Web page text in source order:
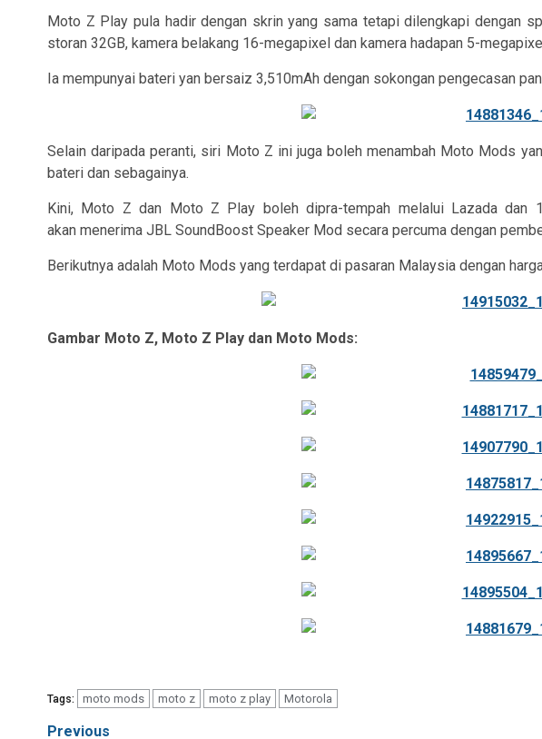
Moto Z Play pula hadir dengan skrin yang sama tetapi dilengkapi dengan
storan 32GB, kamera belakang 16-megapixel dan kamera hadapan 5-
Ia mempunyai bateri yan bersaiz 3,510mAh dengan sokongan pengecasan
Selain daripada peranti, siri Moto Z ini juga boleh menambah Moto Mods
bateri dan sebagainya.
Kini, Moto Z dan Moto Z Play boleh dipra-tempah melalui Lazada dan
akan menerima JBL SoundBoost Speaker Mod secara percuma dengan
Berikutnya adalah Moto Mods yang terdapat di pasaran Malaysia dengan
Gambar Moto Z, Moto Z Play dan Moto Mods:
Tags: moto mods moto z moto z play Motorola
Previous